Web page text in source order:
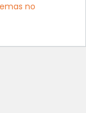
no